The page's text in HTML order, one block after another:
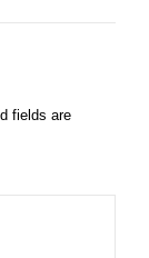
fields are